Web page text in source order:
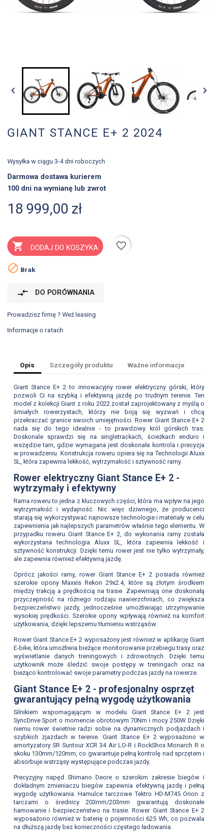
 
GIANT STANCE E+ 2 2024
Wysyłka w ciągu 3-4 dni roboczych
Darmowa dostawa kurierem
100 dni na wymianę lub zwrot
18 999,00 zł
 DODAJ DO KOSZYKA
favorite_border
 Brak
compare_arrows DO PORÓWNANIA
Prowadzisz firmę ? Weź leasing
Informacje o ratach
Opis Szczegóły produktu Ważne informacje
Giant Stance E+ 2 to innowacyjny rower elektryczny górski, który
pozwoli Ci na szybką i efektywną jazdę po trudnym terenie. Ten
model z kolekcji Giant z roku 2022 został zaprojektowany z myślą o
śmiałych rowerzystach, którzy nie boją się wyzwań i chcą
przekraczać granice swoich umiejętności. Rower Giant Stance E+ 2
nada się do tego idealnie - to prawdziwy król górskich tras.
Doskonale sprawdzi się na singletrackach, ścieżkach enduro i
wszędzie tam, gdzie wymagana jest doskonała kontrola i precyzja
w prowadzeniu. Konstrukcja roweru opiera się na Technologii Aluxx
SL, która zapewnia lekkość, wytrzymałość i sztywność ramy.
Rower elektryczny Giant Stance E+ 2 -
wytrzymały i efektywny
Rama roweru to jedna z kluczowych części, która ma wpływ na jego
wytrzymałość i wydajność. Nic więc dziwnego, że producenci
starają się wykorzystywać najnowsze technologie i materiały w celu
zapewnienia jak najlepszych parametrów właśnie tego elementu. W
przypadku roweru Giant Stance E+ 2, do wykonania ramy została
wykorzystana technologia Aluxx SL, która zapewnia lekkość i
sztywność konstrukcji. Dzięki temu rower jest nie tylko wytrzymały,
ale zapewnia również efektywną jazdę.
Oprócz jakości ramy, rower Giant Stance E+ 2 posiada również
szerokie opony Maxxis Rekon 29x2.4, które są złotym środkiem
między trakcją a prędkością na trasie. Zapewniają one doskonałą
przyczepność na różnego rodzaju nawierzchniach, co zwiększa
bezpieczeństwo jazdy, jednocześnie umożliwiając utrzymywanie
wysokiej prędkości. Szerokie opony wpływają również na komfort
użytkowania, dzięki lepszemu tłumieniu wstrząsów.
Rower Giant Stance E+ 2 wyposażony jest również w aplikację Giant
E-bike, która umożliwia bieżące monitorowanie przebiegu trasy oraz
wyświetlanie danych treningowych i zdrowotnych. Dzięki temu
użytkownik może śledzić swoje postępy w treningach oraz na
bieżąco kontrolować swoje parametry podczas jazdy na rowerze.
Giant Stance E+ 2 - profesjonalny osprzęt
gwarantujący pełną wygodę użytkowania
Silnikiem wspomagającym w modelu Giant Stance E+ 2 jest
SyncDrive Sport o momencie obrotowym 70Nm i mocy 250W. Dzięki
niemu rower świetnie radzi sobie na dynamicznych podjazdach i
szybkich zjazdach w terenie. Giant Stance E+ 2 wyposażono w
amortyzatory SR Suntour XCR 34 Air LO-R i RockShox Monarch R o
skoku 130mm/120mm, co gwarantuje pełną kontrolę nad sprzętem i
absorbuje wstrząsy występujące podczas jazdy.
Precyzyjny napęd Shimano Deore o szerokim zakresie biegów i
dokładnym zmieniaczu biegów zapewnia efektywną jazdę i pełną
wygodę użytkowania. Hamulce tarczowe Tektro HD-M745 Orion z
tarczami o średnicy 203mm/203mm gwarantują doskonałe
hamowanie i bezpieczeństwo na trasie. Rower Giant Stance E+ 2
wyposażono również w baterię o pojemności 625 Wh, co pozwala
na dłuższą jazdę bez konieczności częstego ładowania.